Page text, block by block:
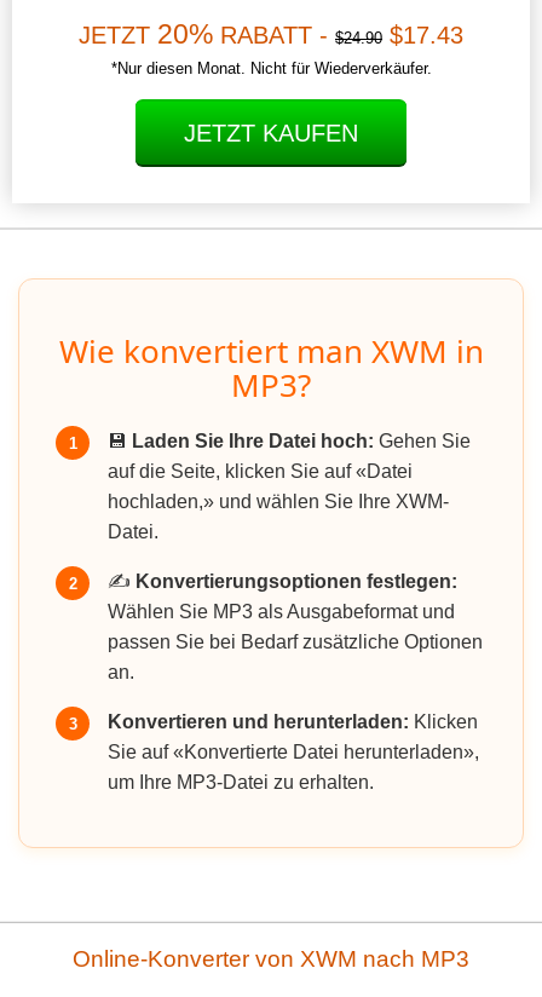
JETZT 20% RABATT - $24.90 $17.43
*Nur diesen Monat. Nicht für Wiederverkäufer.
JETZT KAUFEN
Wie konvertiert man XWM in
MP3?
1 💾 Laden Sie Ihre Datei hoch: Gehen Sie
auf die Seite, klicken Sie auf «Datei
hochladen,» und wählen Sie Ihre XWM-
Datei.
2 ✍️ Konvertierungsoptionen festlegen:
Wählen Sie MP3 als Ausgabeformat und
passen Sie bei Bedarf zusätzliche Optionen
an.
3 Konvertieren und herunterladen: Klicken
Sie auf «Konvertierte Datei herunterladen»,
um Ihre MP3-Datei zu erhalten.
Online-Konverter von XWM nach MP3